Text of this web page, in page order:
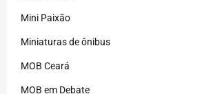
Mini Paixão
Miniaturas de ônibus
MOB Ceará
MOB em Debate